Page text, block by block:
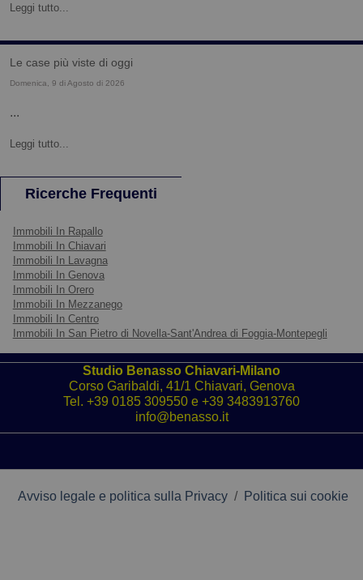
Leggi tutto...
le case più viste di oggi
Domenica, 9 di Agosto di 2026
...
Leggi tutto...
Ricerche Frequenti
Immobili In Rapallo
Immobili In Chiavari
Immobili In Lavagna
Immobili In Genova
Immobili In Orero
Immobili In Mezzanego
Immobili In Centro
Immobili In San Pietro di Novella-Sant'Andrea di Foggia-Montepegli
Studio Benasso Chiavari-Milano
Corso Garibaldi, 41/1 Chiavari, Genova
Tel. +39 0185 309550 e +39 3483913760
info@benasso.it
Avviso legale e politica sulla Privacy / Politica sui cookie